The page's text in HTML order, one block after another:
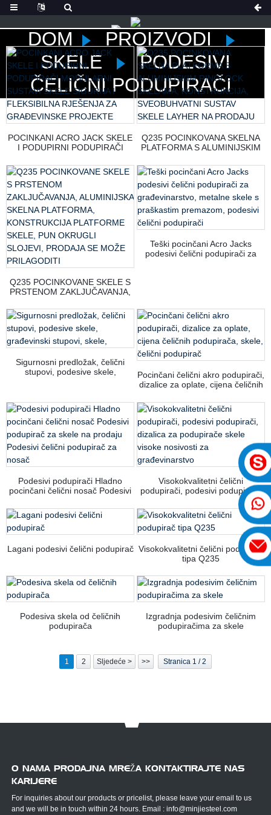
DOM
PROIZVODI
SKELE
PODESIVI
ČELIČNI PODUPIRAČI
POCINKANI ACRO JACK SKELE
I PODUPIRNI PODUPIRAČI
SIGURNA I FLEKSIBILNA
RJEŠENJA ZA GRAĐEVINSKE
PROJEKTE
Q235 POCINKOVANA SKELNA
PLATFORMA S ALUMINIJSKIM
KONSTRUKCIJA,
SVEOBUHVATNI SUSTAV SKELE
LAYHER NA PRODAJU
Q235 POCINKOVANE SKELE S
PRSTENOM ZAKLJUČAVANJA,
PLATFORMA, KONSTRUKCIJA
PLATFORME SKELE, PUN
OKRUGLI SLOJEVI, PRODAJA
SE MOŽE PRILAGODITI
Teški pocinčani Acro Jacks
podesivi čelični podupirači za
Sigurnosni predložak, čelični
stupovi, podesive skele,
Pocinčani čelični akro podupirači,
dizalice za oplate, cijena čeličnih
podupirač
Podesivi podupirači Hladno
pocinčani čelični nosač Podesivi
Podesivi čelični podupirač za
nosač
Visokokvalitetni čelični
podupirači, podesivi podupirači,
dizalica za podupirače skele
visoke nosivosti za
građevinarstvo
Lagani podesivi čelični podupirač Visokokvalitetni čelični podupirač
tipa Q235
Podesiva skela od čeličnih
podupirača
Izgradnja podesivim čeličnim
podupiračima za skele
1 2 Sljedeće > >> Stranica 1 / 2
O NAMA PRODAJNA MREŽA KONTAKTIRAJTE NAS
KARIJERE
For inquiries about our products or pricelist, please leave your email to us
and we will be in touch within 24 hours. Email : info@minjiesteel.com